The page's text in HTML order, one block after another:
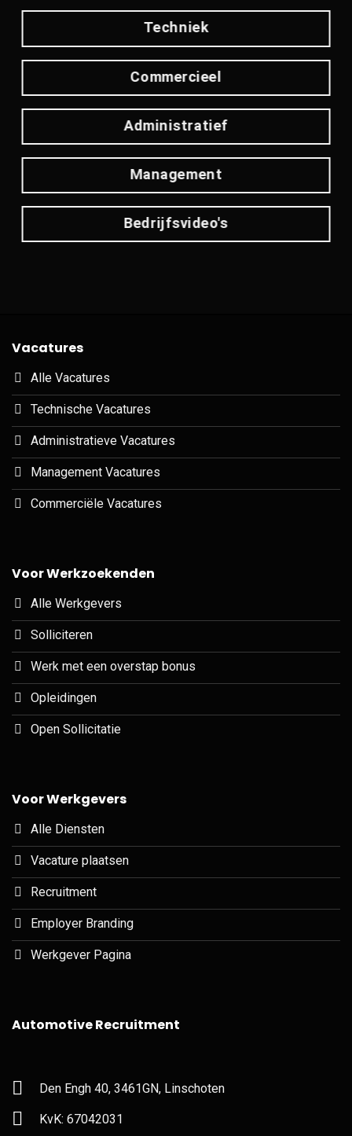
Techniek
Commercieel
Administratief
Management
Bedrijfsvideo's
Vacatures
Alle Vacatures
Technische Vacatures
Administratieve Vacatures
Management Vacatures
Commerciële Vacatures
Voor Werkzoekenden
Alle Werkgevers
Solliciteren
Werk met een overstap bonus
Opleidingen
Open Sollicitatie
Voor Werkgevers
Alle Diensten
Vacature plaatsen
Recruitment
Employer Branding
Werkgever Pagina
Automotive Recruitment
Den Engh 40, 3461GN, Linschoten
KvK: 67042031